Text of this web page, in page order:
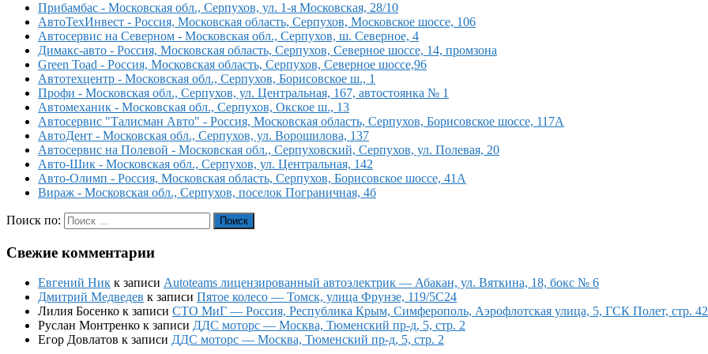
Прибамбас - Московская обл., Серпухов, ул. 1-я Московская, 28/10
АвтоТехИнвест - Россия, Московская область, Серпухов, Московское шоссе, 106
Автосервис на Северном - Московская обл., Серпухов, ш. Северное, 4
Димакс-авто - Россия, Московская область, Серпухов, Северное шоссе, 14, промзона
Green Toad - Россия, Московская область, Серпухов, Северное шоссе,96
Автотехцентр - Московская обл., Серпухов, Борисовское ш., 1
Профи - Московская обл., Серпухов, ул. Центральная, 167, автостоянка № 1
Автомеханик - Московская обл., Серпухов, Окское ш., 13
Автосервис "Талисман Авто" - Россия, Московская область, Серпухов, Борисовское шоссе, 117А
АвтоДент - Московская обл., Серпухов, ул. Ворошилова, 137
Автосервис на Полевой - Московская обл., Серпуховский, Серпухов, ул. Полевая, 20
Авто-Шик - Московская обл., Серпухов, ул. Центральная, 142
Авто-Олимп - Россия, Московская область, Серпухов, Борисовское шоссе, 41А
Вираж - Московская обл., Серпухов, поселок Пограничная, 4б
Поиск по: Поиск
Свежие комментарии
Евгений Ник к записи Autoteams лицензированный автоэлектрик — Абакан, ул. Вяткина, 18, бокс № 6
Дмитрий Медведев к записи Пятое колесо — Томск, улица Фрунзе, 119/5С24
Лилия Босенко к записи СТО МиГ — Россия, Республика Крым, Симферополь, Аэрофлотская улица, 5, ГСК Полет, стр.
Руслан Монтренко к записи ДДС моторс — Москва, Тюменский пр-д, 5, стр. 2
Егор Довлатов к записи ДДС моторс — Москва, Тюменский пр-д, 5, стр. 2